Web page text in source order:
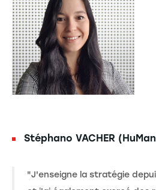
Stéphano VACHER
"J'enseigne la stratégie